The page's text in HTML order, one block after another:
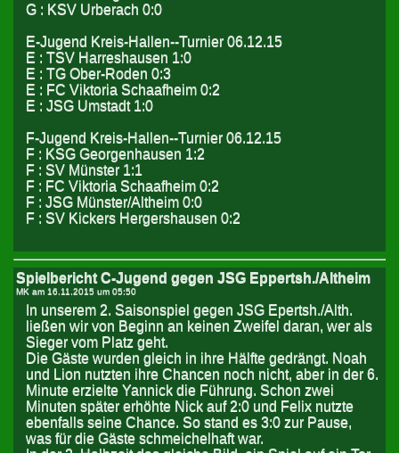
G : KSV Urberach 0:0
E-Jugend Kreis-Hallen--Turnier 06.12.15
E : TSV Harreshausen 1:0
E : TG Ober-Roden 0:3
E : FC Viktoria Schaafheim 0:2
E : JSG Umstadt 1:0
F-Jugend Kreis-Hallen--Turnier 06.12.15
F : KSG Georgenhausen 1:2
F : SV Münster 1:1
F : FC Viktoria Schaafheim 0:2
F : JSG Münster/Altheim 0:0
F : SV Kickers Hergershausen 0:2
Spielbericht C-Jugend gegen JSG Eppertsh./Altheim
MK am 16.11.2015 um 05:50
In unserem 2. Saisonspiel gegen JSG Epertsh./Alth.
ließen wir von Beginn an keinen Zweifel daran, wer als
Sieger vom Platz geht.
Die Gäste wurden gleich in ihre Hälfte gedrängt. Noah
und Lion nutzten ihre Chancen noch nicht, aber in der 6.
Minute erzielte Yannick die Führung. Schon zwei
Minuten später erhöhte Nick auf 2:0 und Felix nutzte
ebenfalls seine Chance. So stand es 3:0 zur Pause,
was für die Gäste schmeichelhaft war.